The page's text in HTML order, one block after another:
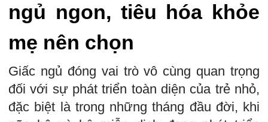
ngủ ngon, tiêu hóa khỏe
mẹ nên chọn
Giấc ngủ đóng vai trò vô cùng quan trọng
đối với sự phát triển toàn diện của trẻ nhỏ,
đặc biệt là trong những tháng đầu đời, khi